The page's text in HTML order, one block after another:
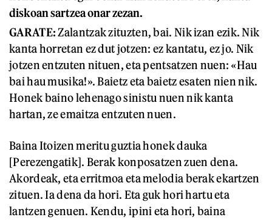
diskoan sartzea onar zezan.
GARATE:Zalantzak zituzten, bai. Nik izan ezik. Nik
kanta horretan ez dut jotzen: ez kantatu, ez jo. Nik
jotzen entzuten nituen, eta pentsatzen nuen: «Hau
bai hau musika!». Baietz eta baietz esaten nien nik.
Honek baino lehenago sinistu nuen nik kanta
hartan, ze emaitza entzuten nuen.
Baina Itoizen meritu guztia honek dauka
[Perezengatik]. Berak konposatzen zuen dena.
Akordeak, eta erritmoa eta melodia berak ekartzen
zituen. Ia dena da hori. Eta guk hori hartu eta
lantzen genuen. Kendu, ipini eta hori, baina